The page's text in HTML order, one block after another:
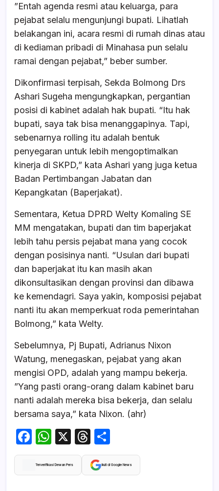
”Entah agenda resmi atau keluarga, para
pejabat selalu mengunjungi bupati. Lihatlah
belakangan ini, acara resmi di rumah dinas atau
di kediaman pribadi di Minahasa pun selalu
ramai dengan pejabat,” beber sumber.
Dikonfirmasi terpisah, Sekda Bolmong Drs
Ashari Sugeha mengungkapkan, pergantian
posisi di kabinet adalah hak bupati. “Itu hak
bupati, saya tak bisa menanggapinya. Tapi,
sebenarnya rolling itu adalah bentuk
penyegaran untuk lebih mengoptimalkan
kinerja di SKPD,” kata Ashari yang juga ketua
Badan Pertimbangan Jabatan dan
Kepangkatan (Baperjakat).
Sementara, Ketua DPRD Welty Komaling SE
MM mengatakan, bupati dan tim baperjakat
lebih tahu persis pejabat mana yang cocok
dengan posisinya nanti. “Usulan dari bupati
dan baperjakat itu kan masih akan
dikonsultasikan dengan provinsi dan dibawa
ke kemendagri. Saya yakin, komposisi pejabat
nanti itu akan memperkuat roda pemerintahan
Bolmong,” kata Welty.
Sebelumnya, Pj Bupati, Adrianus Nixon
Watung, menegaskan, pejabat yang akan
mengisi OPD, adalah yang mampu bekerja.
”Yang pasti orang-orang dalam kabinet baru
nanti adalah mereka bisa bekerja, dan selalu
bersama saya,” kata Nixon. (ahr)
F
a
c
W
h
at
X
T
hr
e
h
ar
Terverifikasi Dewan Pers Ikuti di Google News